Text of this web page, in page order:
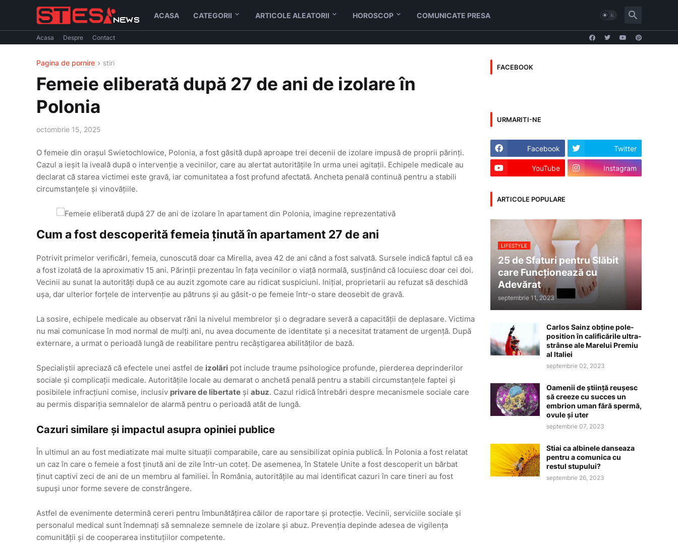
ACASA CATEGORII ARTICOLE ALEATORII HOROSCOP COMUNICATE PRESA
Acasa Despre Contact
Pagina de pornire stiri
Femeie eliberată după 27 de ani de izolare în
Polonia
octombrie 15, 2025
O femeie din orașul Swietochlowice, Polonia, a fost găsită după aproape trei decenii de izolare impusă de proprii părinți.
Cazul a ieșit la iveală după o intervenție a vecinilor, care au alertat autoritățile în urma unei agitații. Echipele medicale au
declarat că starea victimei este gravă, iar comunitatea a fost profund afectată. Ancheta penală continuă pentru a stabili
circumstanțele și vinovățiile.
Cum a fost descoperită femeia ținută în apartament 27 de ani
Potrivit primelor verificări, femeia, cunoscută doar ca Mirella, avea 42 de ani când a fost salvată. Sursele indică faptul că ea
a fost izolată de la aproximativ 15 ani. Părinții prezentau în fața vecinilor o viață normală, susținând că locuiesc doar cei doi.
Vecinii au sunat la autorități după ce au auzit zgomote care au ridicat suspiciuni. Inițial, proprietarii au refuzat să deschidă
ușa, dar ulterior forțele de intervenție au pătruns și au găsit-o pe femeie într-o stare deosebit de gravă.
La sosire, echipele medicale au observat răni la nivelul membrelor și o degradare severă a capacității de deplasare. Victima
nu mai comunicase în mod normal de mulți ani, nu avea documente de identitate și a necesitat tratament de urgență. După
externare, a urmat o perioadă lungă de reabilitare pentru recâștigarea abilităților de bază.
Specialiștii apreciază că efectele unei astfel de izolări pot include traume psihologice profunde, pierderea deprinderilor
sociale și complicații medicale. Autoritățile locale au demarat o anchetă penală pentru a stabili circumstanțele faptei și
posibilele infracțiuni comise, inclusiv privare de libertate și abuz. Cazul ridică întrebări despre mecanismele sociale care
au permis dispariția semnalelor de alarmă pentru o perioadă atât de lungă.
Cazuri similare și impactul asupra opiniei publice
În ultimul an au fost mediatizate mai multe situații comparabile, care au sensibilizat opinia publică. În Polonia a fost relatat
un caz în care o femeie a fost ținută ani de zile într-un coteț. De asemenea, în Statele Unite a fost descoperit un bărbat
ținut captivi zeci de ani de un membru al familiei. În România, autoritățile au mai identificat cazuri în care tineri au fost
supuși unor forme severe de constrângere.
Astfel de evenimente determină cereri pentru îmbunătățirea căilor de raportare și protecție. Vecinii, serviciile sociale și
personalul medical sunt îndemnați să semnaleze semnele de izolare și abuz. Prevenția depinde adesea de vigilența
comunității și de cooperarea instituțiilor competente.
FACEBOOK
URMARITI-NE
Facebook Twitter
YouTube Instagram
ARTICOLE POPULARE
LIFESTYLE
25 de Sfaturi pentru Slăbit
care Funcționează cu
Adevărat
septembrie 11, 2023
Carlos Sainz obține pole-
position în calificările ultra-
strânse ale Marelui Premiu
al Italiei
septembrie 02, 2023
Oamenii de știință reușesc
să creeze cu succes un
embrion uman fără spermă,
ovule și uter
septembrie 07, 2023
Stiai ca albinele danseaza
pentru a comunica cu
restul stupului?
septembrie 26, 2023